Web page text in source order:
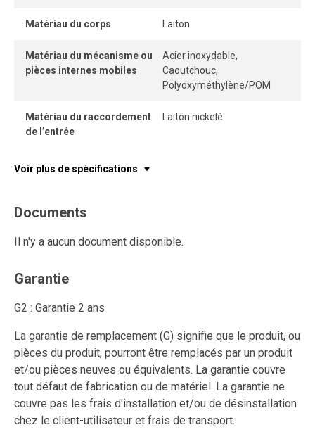
Matériau du corps Laiton
Matériau du mécanisme ou
pièces internes mobiles
Acier inoxydable,
Caoutchouc,
Polyoxyméthylène/POM
Matériau du raccordement
de l’entrée
Laiton nickelé
Voir plus de spécifications
Documents
Il n'y a aucun document disponible.
Garantie
G2 : Garantie 2 ans
La garantie de remplacement (G) signifie que le produit, ou
pièces du produit, pourront être remplacés par un produit
et/ou pièces neuves ou équivalents. La garantie couvre
tout défaut de fabrication ou de matériel. La garantie ne
couvre pas les frais d'installation et/ou de désinstallation
chez le client-utilisateur et frais de transport.